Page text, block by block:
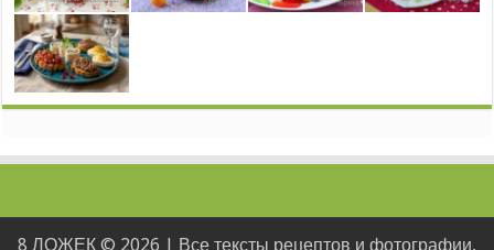
8 ЛОЖЕК © 2026 | Все тексты рецептов и фотографии,